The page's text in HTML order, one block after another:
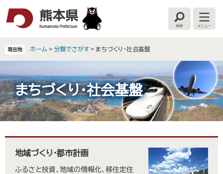
す
。
し
て
本
文
へ
検
索
メ
ニ
現在地 ホーム > 分類でさがす > まちづくり・社会基盤
まちづくり・社会基盤
地域づくり・都市計画
ふるさと投資、地域の情報化、移住定住